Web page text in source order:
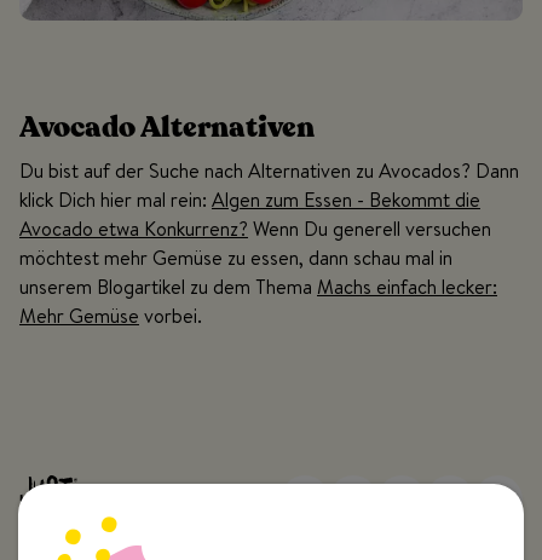
Avocado Alternativen
Du bist auf der Suche nach Alternativen zu Avocados? Dann
klick Dich hier mal rein: Algen zum Essen - Bekommt die
Avocado etwa Konkurrenz? Wenn Du generell versuchen
möchtest mehr Gemüse zu essen, dann schau mal in
unserem Blogartikel zu dem Thema Machs einfach lecker:
Mehr Gemüse vorbei.